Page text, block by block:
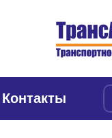
Контакты